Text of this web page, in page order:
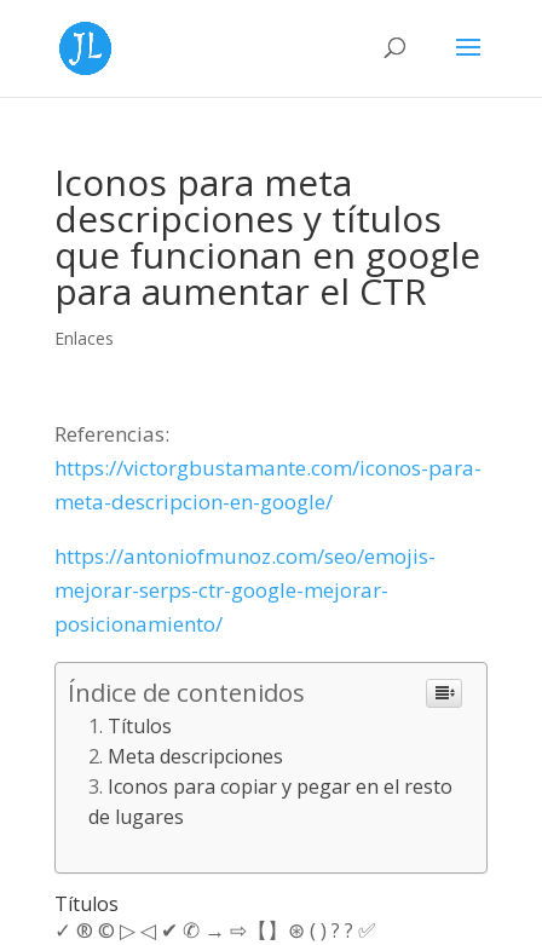
Iconos para meta
descripciones y títulos
que funcionan en google
para aumentar el CTR
Enlaces
Referencias:
https://victorgbustamante.com/iconos-para-
meta-descripcion-en-google/
https://antoniofmunoz.com/seo/emojis-
mejorar-serps-ctr-google-mejorar-
posicionamiento/
Índice de contenidos
Títulos
Meta descripciones
Iconos para copiar y pegar en el resto
de lugares
Títulos
✓ ® © ▷ ◁ ✔ ✆ → ⇨【】⊛ ( ) ? ? ✅